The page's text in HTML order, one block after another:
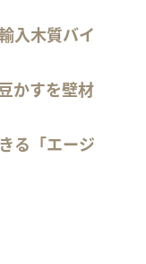
入木質バイ
かすを壁材
る「エージ